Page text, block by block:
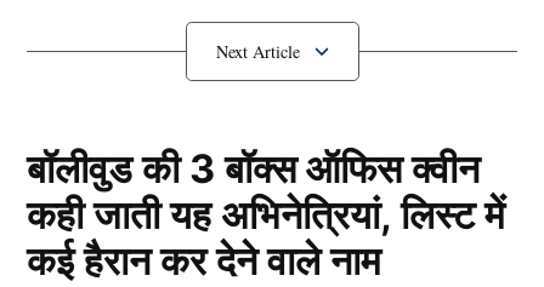
फिर गायब हो गए। आइए जानते हैं भारत के कुछ ऐसे क्रिकेटर्स के
बारे में जो एक समय चर्चा में थे, मगर अब क्रिकेट जगत से लगभग
भारत के सबसे बड़े One-Season
Wonders
बॉलीवुड की 3 बॉक्स ऑफिस क्वीन
कही जाती यह अभिनेत्रियां, लिस्ट में
कई हैरान कर देने वाले नाम